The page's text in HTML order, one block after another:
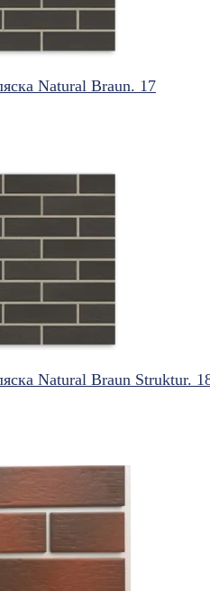
Natural Braun. 17
Natural Braun Struktur.